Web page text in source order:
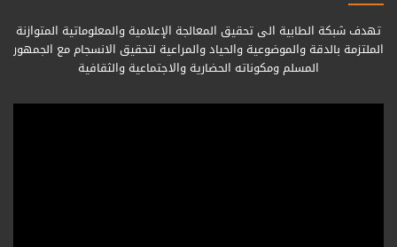
تهدف شبكة الطابية الى تحقيق المعالجة الإعلامية والمعلوماتية المتوازنة
الملتزمة بالدقة والموضوعية والحياد والمراعية لتحقيق الانسجام مع الجمهور
المسلم ومكوناته الحضارية والاجتماعية والثقافية